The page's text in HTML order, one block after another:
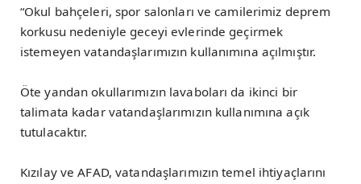
“Okul bahçeleri, spor salonları ve camilerimiz deprem
korkusu nedeniyle geceyi evlerinde geçirmek
istemeyen vatandaşlarımızın kullanımına açılmıştır.
Öte yandan okullarımızın lavaboları da ikinci bir
talimata kadar vatandaşlarımızın kullanımına açık
tutulacaktır.
Kızılay ve AFAD, vatandaşlarımızın temel ihtiyaçlarını